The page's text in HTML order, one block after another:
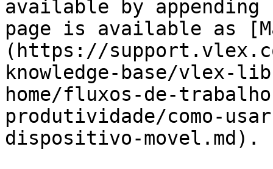
available by
page is available as
(https://
knowledge-base/
home/fluxos-de-
produtividade/como-
dispositivo-movel.md).